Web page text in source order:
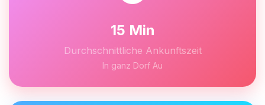
15 Min
Durchschnittliche Ankunftszeit
In ganz Dorf Au